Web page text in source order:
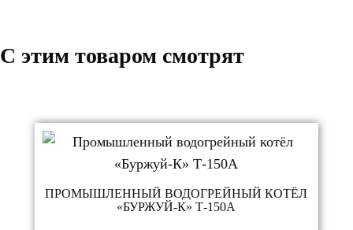
C этим товаром смотрят
ПРОМЫШЛЕННЫЙ ВОДОГРЕЙНЫЙ КОТЁЛ
«БУРЖУЙ-К» Т-150А